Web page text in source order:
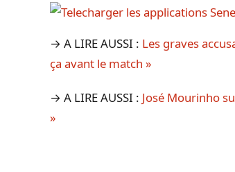
→ A LIRE AUSSI : Les graves
ça avant le match »
→ A LIRE AUSSI : José Mourinho
»